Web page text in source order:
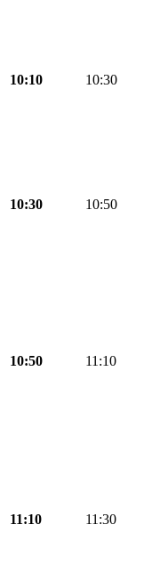
10:10 10:30
10:30 10:50
10:50 11:10
11:10 11:30